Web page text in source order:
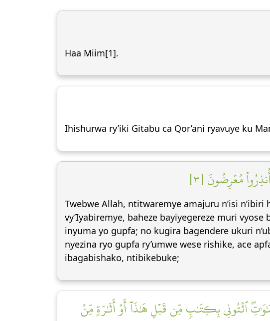
Haa Miim[1].
Ihishurwa ry’iki Gitabu ca Qor’ani ryavuye ku
مُعۡرِضُونَ [٣]
Twebwe Allah, ntitwaremye amajuru n’isi
vy’Iyabiremye, baheze bayiyegereze muri
inyuma yo gupfa; no kugira bagendere ukuri
nyezina ryo gupfa ry’umwe wese rishike, ace
ibagabishako, ntibikebuke;
ٱئۡتُونِي بِكِتَٰبٖ مِّن قَبۡلِ هَٰذَآ أَوۡ أَثَٰرَةٖ مِّنۡ